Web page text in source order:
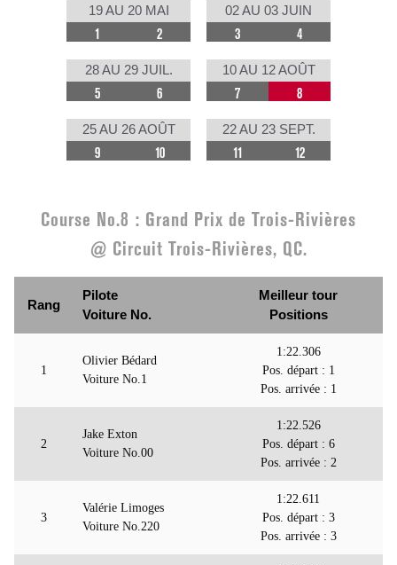
19 AU 20 MAI
1 2
02 AU 03 JUIN
3 4
28 AU 29 JUIL.
5 6
10 AU 12 AOÛT
7 8
25 AU 26 AOÛT
9 10
22 AU 23 SEPT.
11 12
Course No.8 : Grand Prix de Trois-Rivières
@ Circuit Trois-Rivières, QC.
Rang
Pilote
Voiture No.
Meilleur tour
Positions
1
Olivier Bédard
Voiture No.1
1:22.306
Pos. départ : 1
Pos. arrivée : 1
2
Jake Exton
Voiture No.00
1:22.526
Pos. départ : 6
Pos. arrivée : 2
3
Valérie Limoges
Voiture No.220
1:22.611
Pos. départ : 3
Pos. arrivée : 3